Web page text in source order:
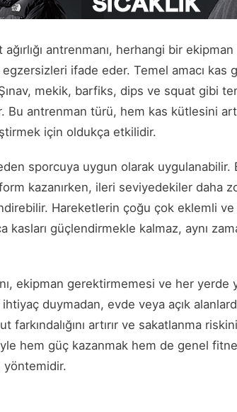
antrenmanı, herhangi bir
egzersizleri ifade eder. Temel amacı kas
mekik, barfiks, dips ve squat gibi
Bu antrenman türü, hem kas kütlesini
için oldukça etkilidir.
sporcuya uygun olarak uygulanabilir.
kazanırken, ileri seviyedekiler daha
Hareketlerin çoğu çok eklemli
kasları güçlendirmekle kalmaz, aynı
ekipman gerektirmemesi ve her
duymadan, evde veya açık
farkındalığını artırır ve sakatlanma
hem güç kazanmak hem de genel
yöntemidir.